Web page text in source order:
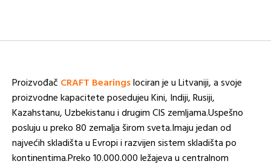
Proizvođač CRAFT Bearingslociran je u Litvaniji, a svoje
proizvodne kapacitete posedujeu Kini, Indiji, Rusiji,
Kazahstanu, Uzbekistanu i drugim CIS zemljama.Uspešno
posluju u preko 80 zemalja širom sveta.Imaju jedan od
najvećih skladišta u Evropi i razvijen sistem skladišta po
kontinentima.Preko 10.000.000 ležajeva u centralnom